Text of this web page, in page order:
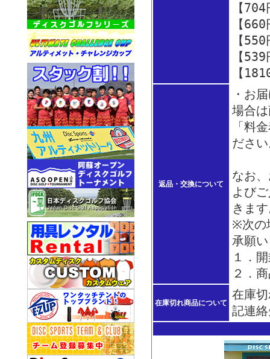
【
【
【
【
【
返品・交換について
・お
場合
「料
ださ
なお
よび
きま
※次の
承願
１．
２．
在庫切れ商品について
在庫
記連